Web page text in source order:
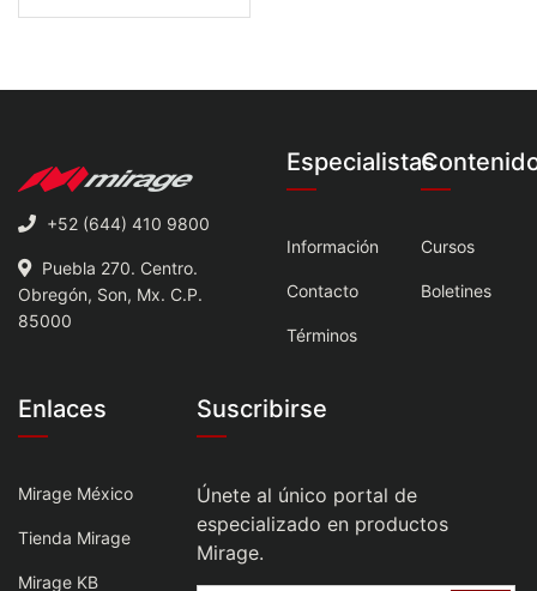
+52 (644) 410 9800
Puebla 270. Centro.
Obregón, Son, Mx. C.P.
85000
Especialistas
Información
Contacto
Términos
Cursos
Boletines
Enlaces
Mirage México
Tienda Mirage
Mirage KB
Suscribirse
Únete al único portal de
especializado en productos
Mirage.